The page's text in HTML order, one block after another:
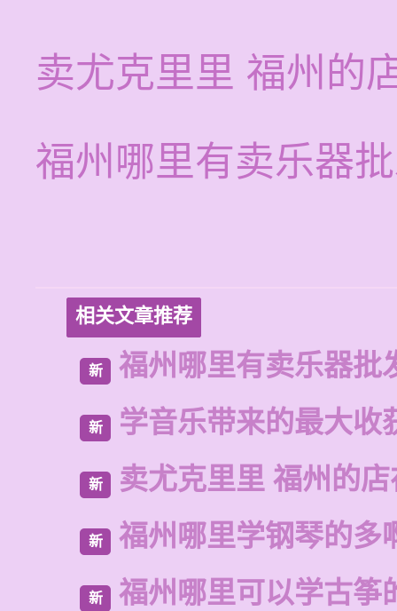
卖尤克里里 福州的
福州哪里有卖乐器
相关文章推荐
新 福州哪里有卖乐器批
新 学音乐带来的最大收
新 卖尤克里里 福州的
新 福州哪里学钢琴的多
新 福州哪里可以学古筝